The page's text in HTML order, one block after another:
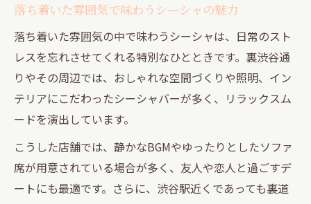
隠れ家感覚で過ごす裏道シーシャの魅力
隠れ家的な裏道シーシャでリラックス体験
裏道で味わうシーシャの特別な雰囲気とは
静かな裏渋谷通りでシーシャを堪能する理
び
裏道のシーシャスポットで叶う癒し時間
落ち着いた雰囲気で味わうシーシャの魅力
落ち着いた雰囲気の中で味わうシーシャは、日常のスト
レスを忘れさせてくれる特別なひとときです。裏渋谷通
りやその周辺では、おしゃれな空間づくりや照明、イン
テリアにこだわったシーシャバーが多く、リラックスム
ードを演出しています。
こうした店舗では、静かなBGMやゆったりとしたソファ
席が用意されている場合が多く、友人や恋人と過ごすデ
ートにも最適です。さらに、渋谷駅近くであっても裏道